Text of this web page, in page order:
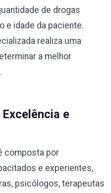
de drogas
e idade da paciente.
realiza uma
a melhor
e
composta por
e experientes,
psicólogos, terapeutas